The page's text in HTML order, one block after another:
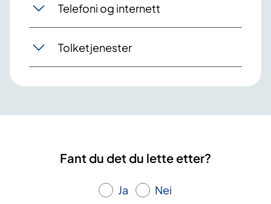
Telefoni og internett
Tolketjenester
Fant du det du lette etter?
Ja Nei